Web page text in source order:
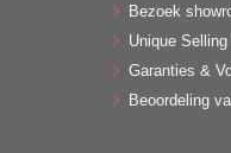
Bezoek
Unique
Garanties &
Beoordeling